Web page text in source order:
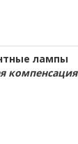
лампы
компенсация